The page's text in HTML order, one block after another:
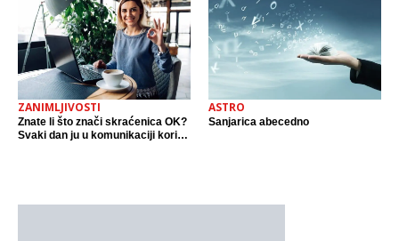
ZANIMLJIVOSTI
Znate li što znači skraćenica OK?
Svaki dan ju u komunikaciji koristi
ASTRO
Sanjarica abecedno